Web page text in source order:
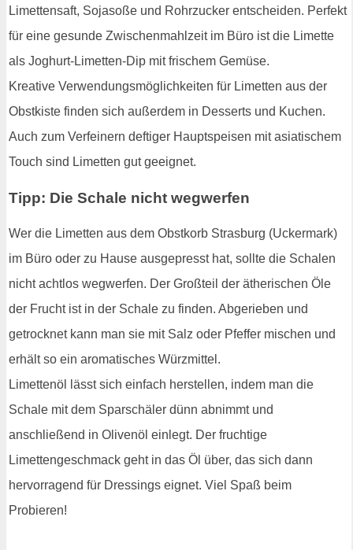
Limettensaft, Sojasoße und Rohrzucker entscheiden. Perfekt
für eine gesunde Zwischenmahlzeit im Büro ist die Limette
als Joghurt-Limetten-Dip mit frischem Gemüse.
Kreative Verwendungsmöglichkeiten für Limetten aus der
Obstkiste finden sich außerdem in Desserts und Kuchen.
Auch zum Verfeinern deftiger Hauptspeisen mit asiatischem
Touch sind Limetten gut geeignet.
Tipp: Die Schale nicht wegwerfen
Wer die Limetten aus dem Obstkorb Strasburg (Uckermark)
im Büro oder zu Hause ausgepresst hat, sollte die Schalen
nicht achtlos wegwerfen. Der Großteil der ätherischen Öle
der Frucht ist in der Schale zu finden. Abgerieben und
getrocknet kann man sie mit Salz oder Pfeffer mischen und
erhält so ein aromatisches Würzmittel.
Limettenöl lässt sich einfach herstellen, indem man die
Schale mit dem Sparschäler dünn abnimmt und
anschließend in Olivenöl einlegt. Der fruchtige
Limettengeschmack geht in das Öl über, das sich dann
hervorragend für Dressings eignet. Viel Spaß beim
Probieren!